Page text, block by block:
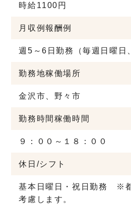
時給1100円
月収例報酬例
週5～6日勤務（毎週日曜日
勤務地稼働場所
金沢市、野々市
勤務時間 稼働時間
９：００～１８：００
休日/シフト
基本日曜日・祝日勤務 ※
考慮します。